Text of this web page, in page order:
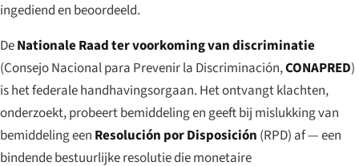
ingediend en beoordeeld.
DeNationale Raad ter voorkoming van discriminatie
(Consejo Nacional para Prevenir la Discriminación,CONAPRED)
is het federale handhavingsorgaan. Het ontvangt klachten,
onderzoekt, probeert bemiddeling en geeft bij mislukking van
bemiddeling een Resolución por Disposición (RPD) af — een
bindende bestuurlijke resolutie die monetaire